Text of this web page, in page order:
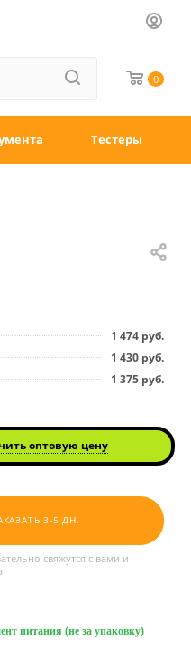
0
Тестеры
1 474 руб.
1 430 руб.
1 375 руб.
оптовую цену
3-5 ДН.
свяжутся с вами и
питания (не за упаковку)